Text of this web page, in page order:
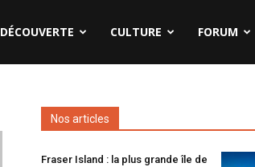
DÉCOUVERTE CULTURE FORUM
Nos articles
Fraser Island : la plus grande île de